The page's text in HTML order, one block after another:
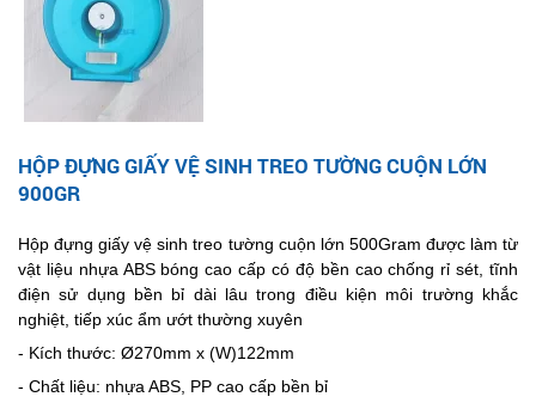
HỘP ĐỰNG GIẤY VỆ SINH TREO TƯỜNG CUỘN LỚN
900GR
Hộp đựng giấy vệ sinh treo tường cuộn lớn 500Gram được làm từ
vật liệu nhựa ABS bóng cao cấp có độ bền cao chống rỉ sét, tĩnh
điện sử dụng bền bỉ dài lâu trong điều kiện môi trường khắc
nghiệt, tiếp xúc ẩm ướt thường xuyên
- Kích thước: Ø270mm x (W)122mm
- Chất liệu: nhựa ABS, PP cao cấp bền bỉ